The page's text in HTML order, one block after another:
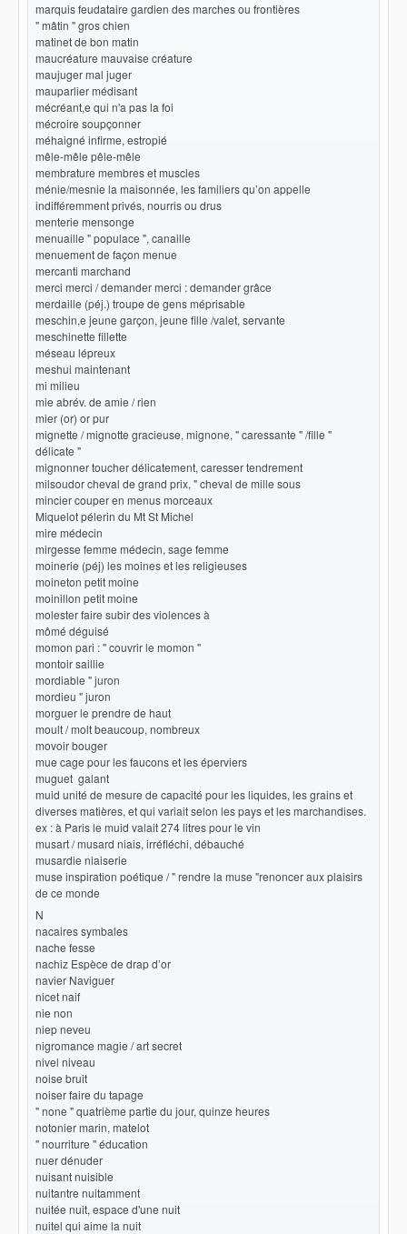
marquis feudataire gardien des marches ou frontières
" mâtin " gros chien
matinet de bon matin
maucréature mauvaise créature
maujuger mal juger
mauparlier médisant
mécréant,e qui n'a pas la foi
mécroire soupçonner
méhaigné infirme, estropié
mêle-mêle pêle-mêle
membrature membres et muscles
ménie/mesnie la maisonnée, les familiers qu’on appelle
indifféremment privés, nourris ou drus
menterie mensonge
menuaille " populace ", canaille
menuement de façon menue
mercanti marchand
merci merci / demander merci : demander grâce
merdaille (péj.) troupe de gens méprisable
meschin,e jeune garçon, jeune fille /valet, servante
meschinette fillette
méseau lépreux
meshui maintenant
mi milieu
mie abrév. de amie / rien
mier (or) or pur
mignette / mignotte gracieuse, mignone, " caressante " /fille "
délicate "
mignonner toucher délicatement, caresser tendrement
milsoudor cheval de grand prix, " cheval de mille sous
mincier couper en menus morceaux
Miquelot pélerin du Mt St Michel
mire médecin
mirgesse femme médecin, sage femme
moinerie (péj) les moines et les religieuses
moineton petit moine
moinillon petit moine
molester faire subir des violences à
mômé déguisé
momon pari : " couvrir le momon "
montoir saillie
mordiable " juron
mordieu " juron
morguer le prendre de haut
moult / molt beaucoup, nombreux
movoir bouger
mue cage pour les faucons et les éperviers
muguet galant
muid unité de mesure de capacité pour les liquides, les grains et
diverses matières, et qui variait selon les pays et les marchandises.
ex : à Paris le muid valait 274 litres pour le vin
musart / musard niais, irréfléchi, débauché
musardie niaiserie
muse inspiration poétique / " rendre la muse "renoncer aux plaisirs
de ce monde
N
nacaires symbales
nache fesse
nachiz Espèce de drap d’or
navier Naviguer
nicet naif
nie non
niep neveu
nigromance magie / art secret
nivel niveau
noise bruit
noiser faire du tapage
" none " quatrième partie du jour, quinze heures
notonier marin, matelot
" nourriture " éducation
nuer dénuder
nuisant nuisible
nuitantre nuitamment
nuitée nuit, espace d'une nuit
nuitel qui aime la nuit